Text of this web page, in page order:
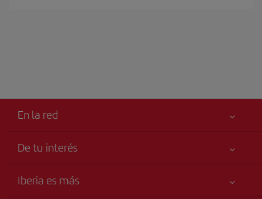
En la red
De tu interés
Tu seguridad es lo primero
Iberia es más